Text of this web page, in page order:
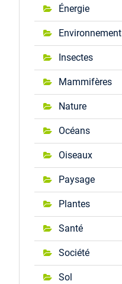
Énergie
Environnement
Insectes
Mammifères
Nature
Océans
Oiseaux
Paysage
Plantes
Santé
Société
Sol